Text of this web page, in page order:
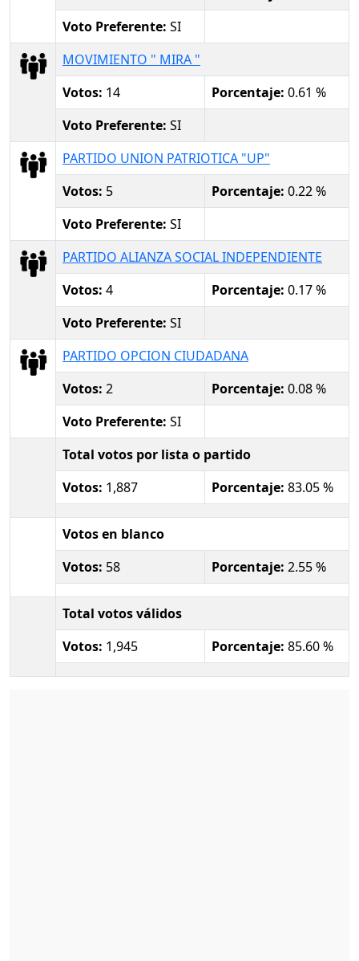
Voto Preferente: SI
MOVIMIENTO " MIRA "
Votos: 14 Porcentaje: 0.61 %
Voto Preferente: SI
PARTIDO UNION PATRIOTICA "UP"
Votos: 5 Porcentaje: 0.22 %
Voto Preferente: SI
PARTIDO ALIANZA SOCIAL INDEPENDIENTE
Votos: 4 Porcentaje: 0.17 %
Voto Preferente: SI
PARTIDO OPCION CIUDADANA
Votos: 2 Porcentaje: 0.08 %
Voto Preferente: SI
Total votos por lista o partido
Votos: 1,887 Porcentaje: 83.05 %
Votos en blanco
Votos: 58 Porcentaje: 2.55 %
Total votos válidos
Votos: 1,945 Porcentaje: 85.60 %